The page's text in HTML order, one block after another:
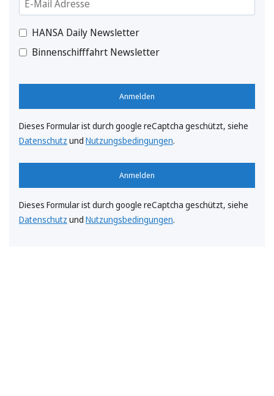
HANSA Daily Newsletter
Binnenschifffahrt Newsletter
Anmelden
Dieses Formular ist durch google reCaptcha geschützt, siehe
Datenschutz und Nutzungsbedingungen.
Anmelden
Dieses Formular ist durch google reCaptcha geschützt, siehe
Datenschutz und Nutzungsbedingungen.